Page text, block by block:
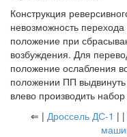
Конструкция
невозможность
положение при
возбуждения. Для
положение ослабления
положении ПП
влево производить
⇐ | Дроссель ДС-1 | |